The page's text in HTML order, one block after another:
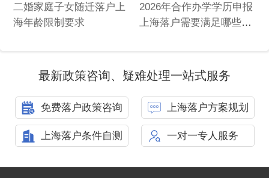
二婚家庭子女随迁落户上
海年龄限制要求
2026年合作办学学历申报
上海落户需要满足哪些条
最新政策咨询、疑难处理一站式服务
免费落户政策咨询 上海落户方案规划
上海落户条件自测 一对一专人服务